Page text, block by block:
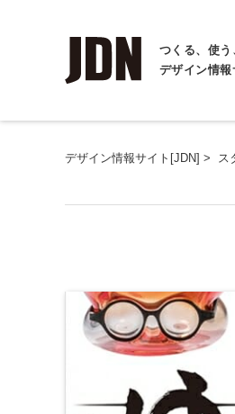
つくる、使
デザイン情報
デザイン情報サイト[JDN] > ス